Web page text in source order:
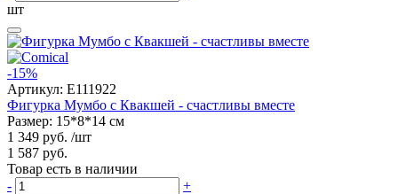
шт
-15%
Артикул: E111922
Фигурка Мумбо с Квакшей - счастливы вместе
Размер: 15*8*14 см
1 349 руб. /шт
1 587 руб.
Товар есть в наличии
-
+